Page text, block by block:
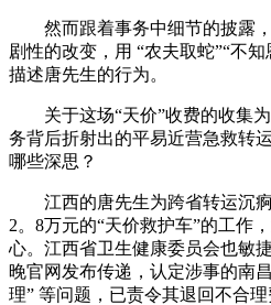
然而跟着事务中细节的披露，
剧性的改变，用 “农夫取蛇”“不
描述唐先生的行为。
关于这场“天价”收费的收集为
务背后折射出的平易近营急救转
哪些深思？
江西的唐先生为跨省转运沉痾
2。8万元的“天价救护车”的工作
心。江西省卫生健康委员会也敏
晚官网发布传递，认定涉事的南
理” 等问题，已责令其退回不合